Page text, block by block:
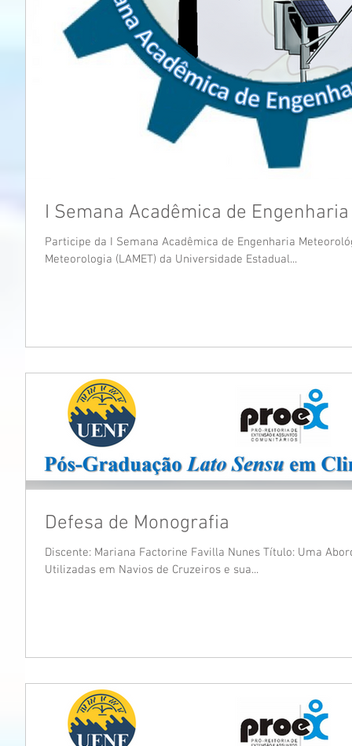
I Semana Acadêmica de
Participe da I Semana Acadêmica de Engenharia
Meteorologia (LAMET) da Universidade Estadual...
Defesa de Monografia
Discente: Mariana Factorine Favilla Nunes Título: Uma
Utilizadas em Navios de Cruzeiros e sua...